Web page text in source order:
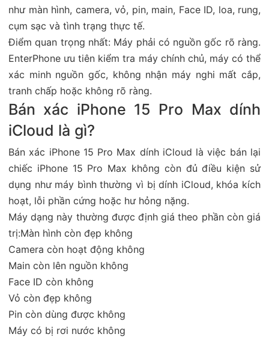
như màn hình, camera, vỏ, pin, main, Face ID, loa, rung,
cụm sạc và tình trạng thực tế.
Điểm quan trọng nhất: Máy phải có nguồn gốc rõ ràng.
EnterPhone ưu tiên kiểm tra máy chính chủ, máy có thể
xác minh nguồn gốc, không nhận máy nghi mất cắp,
tranh chấp hoặc không rõ ràng.
Bán xác iPhone 15 Pro Max dính
iCloud là gì?
Bán xác iPhone 15 Pro Max dính iCloud là việc bán lại
chiếc iPhone 15 Pro Max không còn đủ điều kiện sử
dụng như máy bình thường vì bị dính iCloud, khóa kích
hoạt, lỗi phần cứng hoặc hư hỏng nặng.
Máy dạng này thường được định giá theo phần còn giá
trị:Màn hình còn đẹp không
Camera còn hoạt động không
Main còn lên nguồn không
Face ID còn không
Vỏ còn đẹp không
Pin còn dùng được không
Máy có bị rơi nước không